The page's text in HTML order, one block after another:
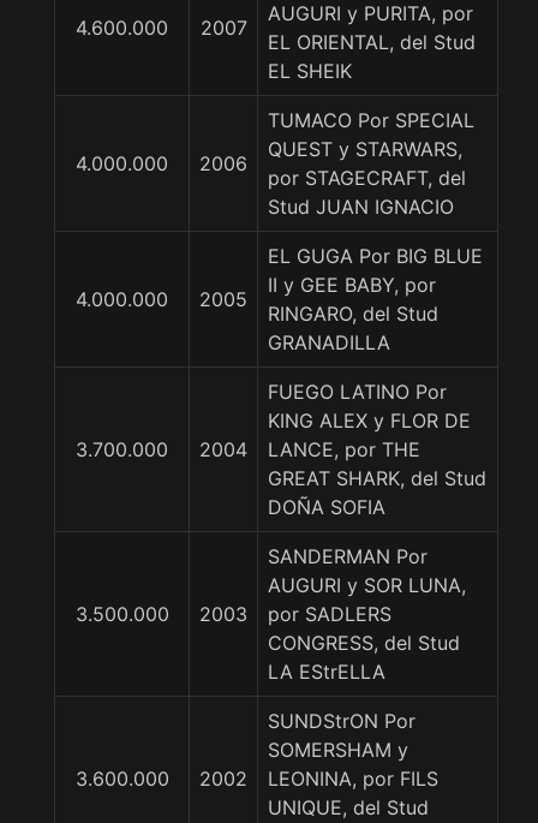
4.600.000 2007
AUGURI y PURITA, por
EL ORIENTAL, del Stud
EL SHEIK
4.000.000 2006
TUMACO Por SPECIAL
QUEST y STARWARS,
por STAGECRAFT, del
Stud JUAN IGNACIO
4.000.000 2005
EL GUGA Por BIG BLUE
II y GEE BABY, por
RINGARO, del Stud
GRANADILLA
3.700.000 2004
FUEGO LATINO Por
KING ALEX y FLOR DE
LANCE, por THE
GREAT SHARK, del Stud
DOÑA SOFIA
3.500.000 2003
SANDERMAN Por
AUGURI y SOR LUNA,
por SADLERS
CONGRESS, del Stud
LA EStrELLA
3.600.000 2002
SUNDStrON Por
SOMERSHAM y
LEONINA, por FILS
UNIQUE, del Stud